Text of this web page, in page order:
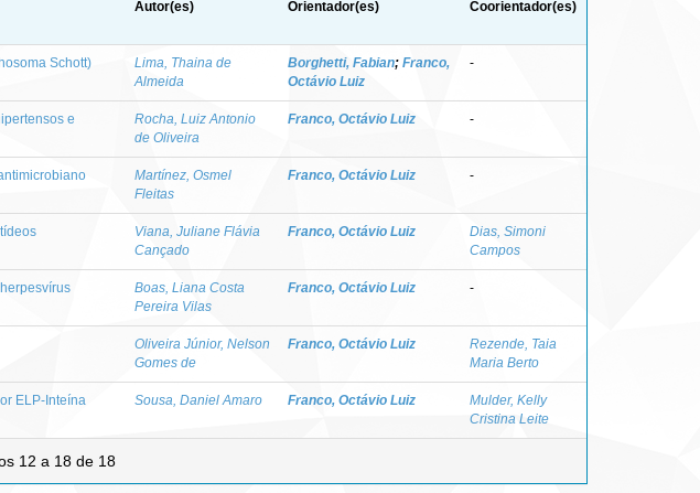
Autor(es) Orientador(es) Coorientador(es)
Schott)
Lima, Thaina de
Almeida
Borghetti, Fabian; Franco,
Octávio Luiz
-
e
Rocha, Luiz Antonio
de Oliveira
Franco, Octávio Luiz -
Martínez, Osmel
Fleitas
Franco, Octávio Luiz -
Viana, Juliane Flávia
Cançado
Franco, Octávio Luiz
Dias, Simoni
Campos
Boas, Liana Costa
Pereira Vilas
Franco, Octávio Luiz -
Oliveira Júnior, Nelson
Gomes de
Franco, Octávio Luiz
Rezende, Taia
Maria Berto
ELP-Inteína Sousa, Daniel Amaro Franco, Octávio Luiz
Mulder, Kelly
Cristina Leite
12 a 18 de 18